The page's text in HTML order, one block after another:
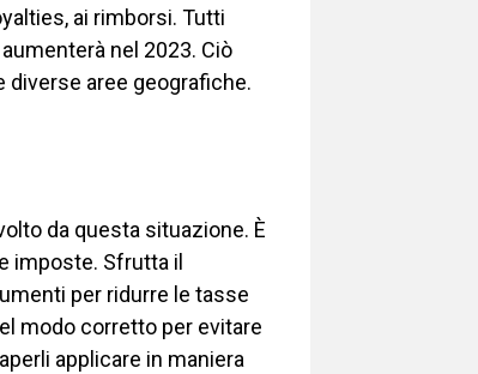
ai rimborsi. Tutti
nel 2023. Ciò
diverse aree geografiche.
da questa situazione. È
imposte. Sfrutta il
per ridurre le tasse
modo corretto per evitare
applicare in maniera